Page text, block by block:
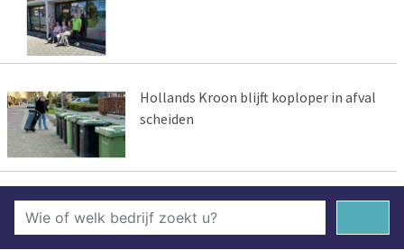
Hollands Kroon blijft koploper in afval
scheiden